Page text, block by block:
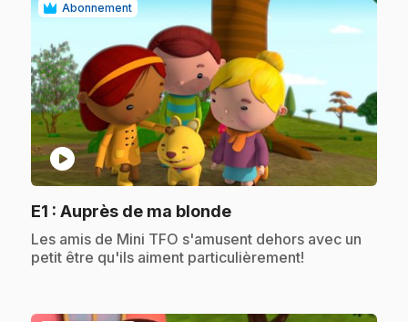
Abonnement
play_circle
E1 : Auprès de ma blonde.
.Les amis de Mini TFO s'amusent dehors avec un
petit être qu'ils aiment particulièrement!